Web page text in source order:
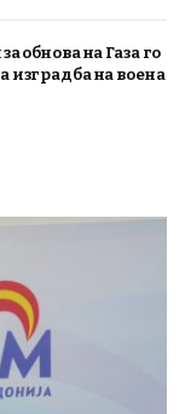
обнова на Газа го
изградба на воена